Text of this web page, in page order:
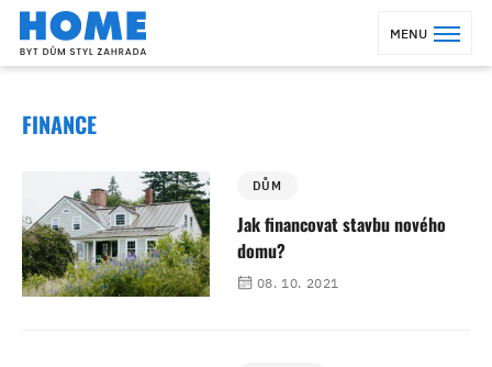
MENU
FINANCE
DŮM
Jak financovat stavbu nového
domu?
08. 10. 2021